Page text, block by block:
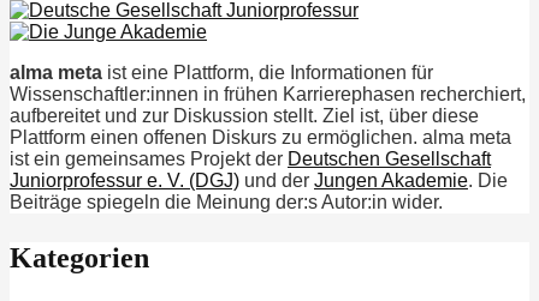
alma meta ist eine Plattform, die Informationen für
Wissenschaftler:innen in frühen Karrierephasen recherchiert,
aufbereitet und zur Diskussion stellt. Ziel ist, über diese
Plattform einen offenen Diskurs zu ermöglichen. alma meta
ist ein gemeinsames Projekt der Deutschen Gesellschaft
Juniorprofessur e. V. (DGJ) und der Jungen Akademie. Die
Beiträge spiegeln die Meinung der:s Autor:in wider.
Kategorien